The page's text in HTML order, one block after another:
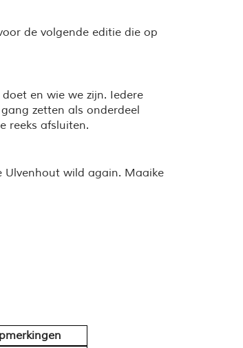
de volgende editie die op
en wie we zijn. Iedere
zetten als onderdeel
reeks afsluiten.
Ulvenhout wild again. Maaike